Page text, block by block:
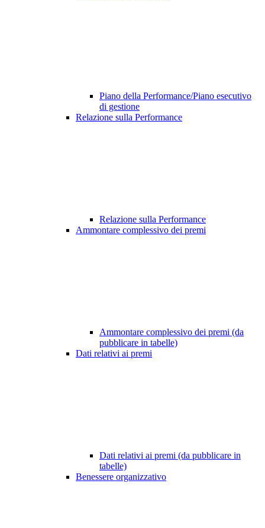
Piano della Performance/Piano esecutivo
di gestione
Relazione sulla Performance
Relazione sulla Performance
Ammontare complessivo dei premi
Ammontare complessivo dei premi (da
pubblicare in tabelle)
Dati relativi ai premi
Dati relativi ai premi (da pubblicare in
tabelle)
Benessere organizzativo